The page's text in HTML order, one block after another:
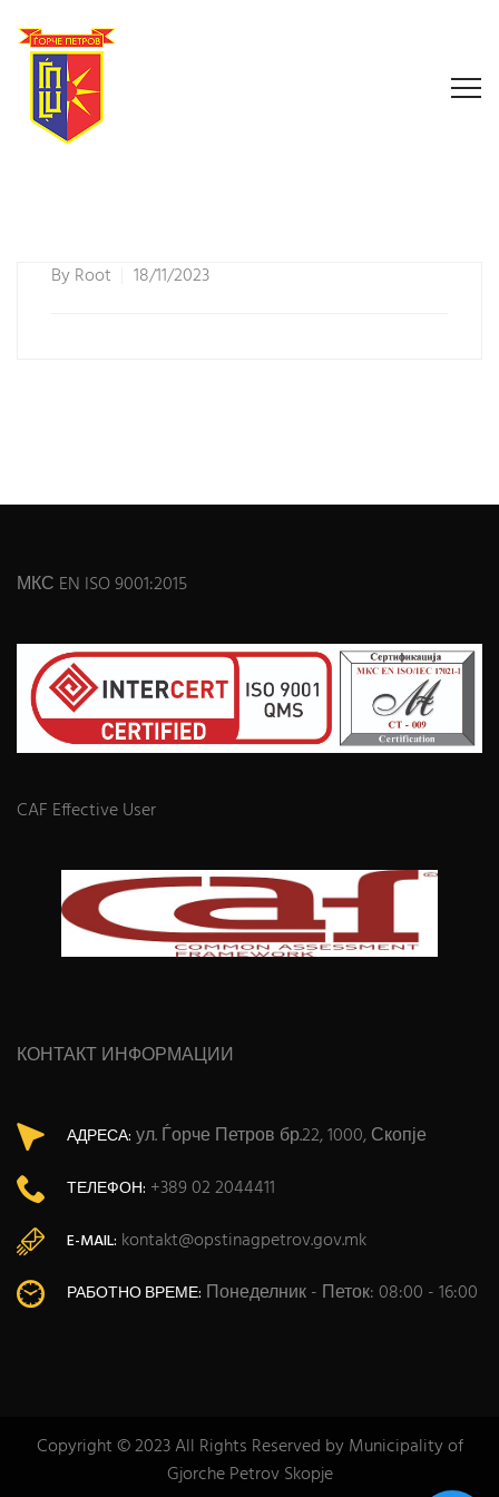
ByRoot 18/11/2023
МКС EN ISO 9001:2015
CAF Effective User
КОНТАКТ ИНФОРМАЦИИ
АДРЕСА: ул. Ѓорче Петров бр.22, 1000, Скопје
ТЕЛЕФОН: +389 02 2044411
E-MAIL: kontakt@opstinagpetrov.gov.mk
РАБОТНО ВРЕМЕ: Понеделник - Петок: 08:00 - 16:00
Copyright © 2023 All Rights Reserved by Municipality of
Gjorche Petrov Skopje